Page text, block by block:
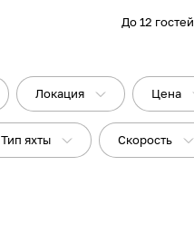
До 12 гостей
Локация Цена
Тип яхты Скорость